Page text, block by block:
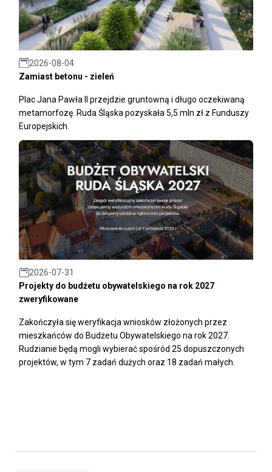
2026-08-04
Zamiast betonu - zieleń
Plac Jana Pawła II przejdzie gruntowną i długo oczekiwaną
metamorfozę. Ruda Śląska pozyskała 5,5 mln zł z Funduszy
Europejskich.
2026-07-31
Projekty do budżetu obywatelskiego na rok 2027
zweryfikowane
Zakończyła się weryfikacja wniosków złożonych przez
mieszkańców do Budżetu Obywatelskiego na rok 2027.
Rudzianie będą mogli wybierać spośród 25 dopuszczonych
projektów, w tym 7 zadań dużych oraz 18 zadań małych.